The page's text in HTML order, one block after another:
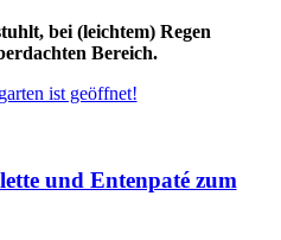
bei (leichtem) Regen
Bereich.
ist geöffnet!
und Entenpaté zum